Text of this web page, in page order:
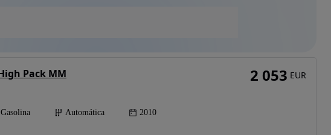
Pack MM
Gasolina Automática 2010
2 053 EUR